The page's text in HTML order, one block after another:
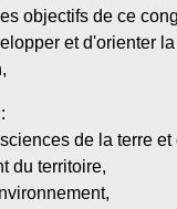
objectifs de ce
et d'orienter
de la terre
du territoire,